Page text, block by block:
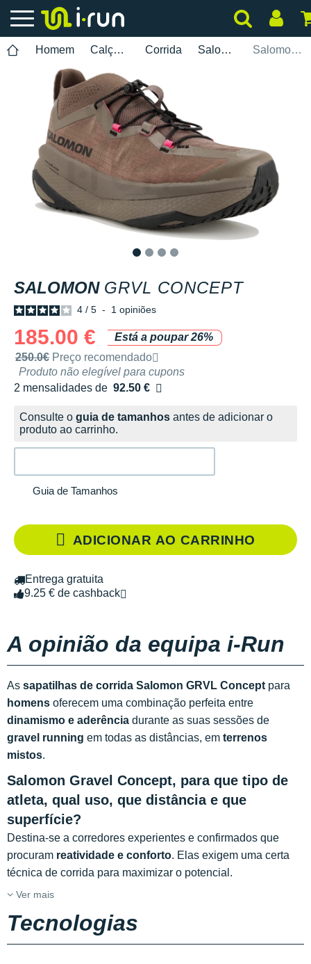
Homem Calçados Corrida Salomon Salomon GRVL Concept
SALOMON GRVL CONCEPT
4 / 5 - 1 opiniões
185.00 €
Está a poupar 26%
Preço de venda recomendado pela marca
250.0€ Preço recomendado
Produto não elegível para cupons
2 mensalidades de 92.50 €
sem custos
Consulte o guia de tamanhos antes de adicionar o
produto ao carrinho.
Guia de Tamanhos
ADICIONAR AO CARRINHO
Entrega gratuita
9.25 € de cashback
A opinião da equipa i-Run
As sapatilhas de corrida Salomon GRVL Concept para
homens oferecem uma combinação perfeita entre
dinamismo e aderência durante as suas sessões de
gravel running em todas as distâncias, em terrenos
mistos.
Salomon Gravel Concept, para que tipo de
atleta, qual uso, que distância e que
superfície?
Destina-se a corredores experientes e confirmados que
procuram reatividade e conforto. Elas exigem uma certa
técnica de corrida para maximizar o potencial.
Ver mais
Tecnologias